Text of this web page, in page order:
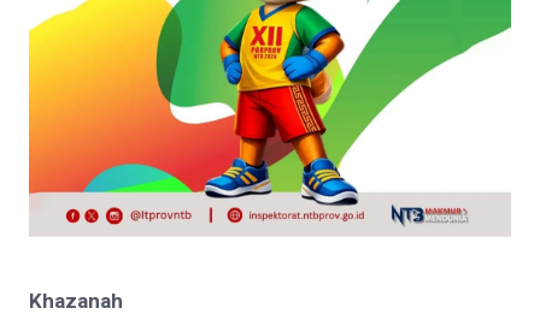
Khazanah